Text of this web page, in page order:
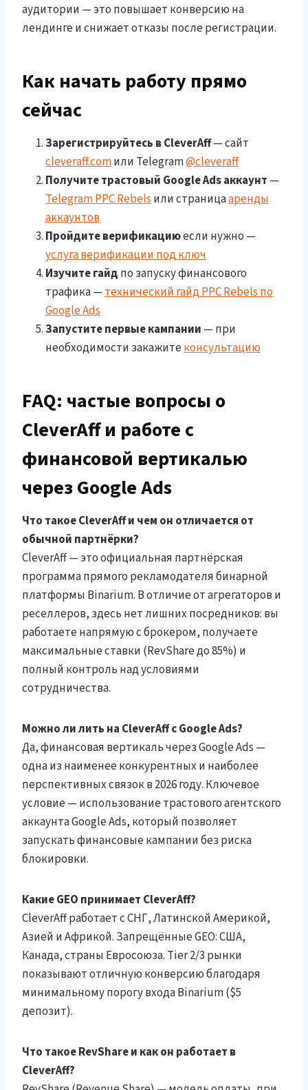
аудитории — это повышает конверсию на
лендинге и снижает отказы после регистрации.
Как начать работу прямо
сейчас
Зарегистрируйтесь в CleverAff— сайт
cleveraff.comили Telegram@cleveraff
Получите трастовый Google Ads аккаунт —
Telegram PPC Rebels или страницааренды
аккаунтов
Пройдите верификациюесли нужно —
услуга верификации под ключ
Изучите гайд по запуску финансового
трафика — технический гайд PPC Rebels по
Google Ads
Запустите первые кампании — при
необходимости закажитеконсультацию
FAQ: частые вопросы о
CleverAff и работе с
финансовой вертикалью
через Google Ads
Что такое CleverAff и чем он отличается от
обычной партнёрки?
CleverAff — это официальная партнёрская
программа прямого рекламодателя бинарной
платформы Binarium. В отличие от агрегаторов и
реселлеров, здесь нет лишних посредников: вы
работаете напрямую с брокером, получаете
максимальные ставки (RevShare до 85%) и
полный контроль над условиями
сотрудничества.
Можно ли лить на CleverAff с Google Ads?
Да, финансовая вертикаль через Google Ads —
одна из наименее конкурентных и наиболее
перспективных связок в 2026 году. Ключевое
условие — использование трастового агентского
аккаунта Google Ads, который позволяет
запускать финансовые кампании без риска
блокировки.
Какие GEO принимает CleverAff?
CleverAff работает с СНГ, Латинской Америкой,
Азией и Африкой. Запрещённые GEO: США,
Канада, страны Евросоюза. Tier 2/3 рынки
показывают отличную конверсию благодаря
минимальному порогу входа Binarium ($5
депозит).
Что такое RevShare и как он работает в
CleverAff?